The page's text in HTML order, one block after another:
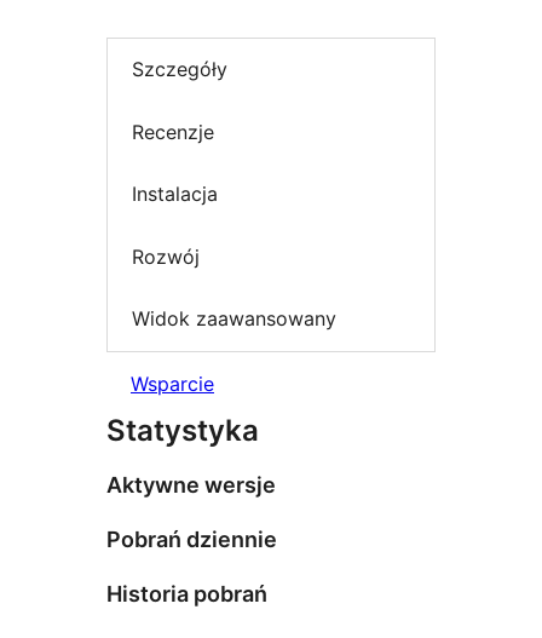
Szczegóły
Recenzje
Instalacja
Rozwój
Widok zaawansowany
Wsparcie
Statystyka
Aktywne wersje
Pobrań dziennie
Historia pobrań